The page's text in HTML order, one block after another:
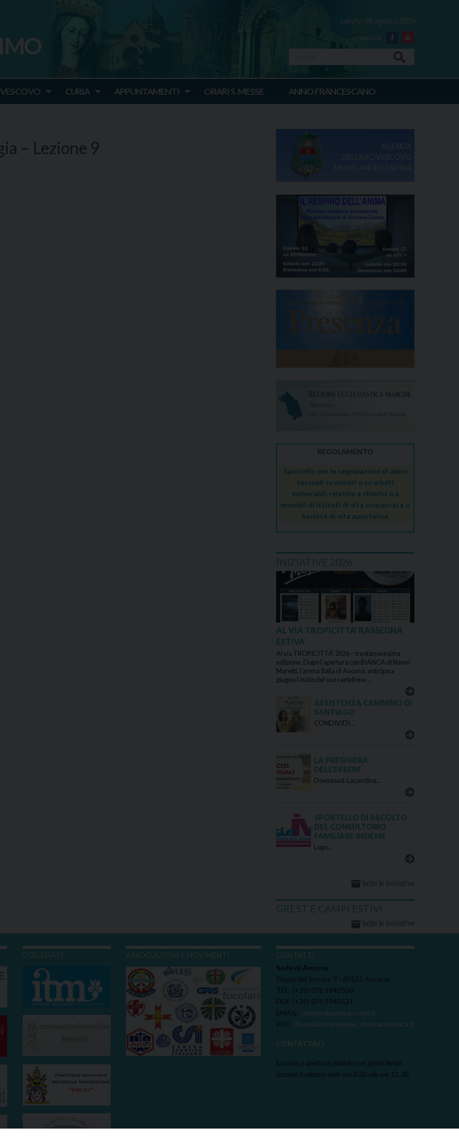
sabato 08 agosto 2026
Facebook
Youtube
CURIA APPUNTAMENTI ORARI S. MESSE ANNO FRANCESCANO
– Lezione 9
AGENDA
DELL'ARCIVESCOVO
REGOLAMENTO
Sportello per le segnalazioni di abusi
sessuali su minori o su adulti
vulnerabili relative a chierici o a
membri di Istituti di vita consacrata o
Società di vita apostolica.
INIZIATIVE 2026
AL VIA TROPICITTA’ RASSEGNA
ESTIVA
Al via TROPICITTA’ 2026 – trentanovesima
edizione. Dopo l’apertura con BIANCA di Nanni
Moretti, l’arena Italia di Ancona, anticipa a
giugno l’inizio del suo cartellone…
ASSISTENZA CAMMINO DI
SANTIAGO
CONDIVIDI…
LA PREGHIERA
DELL’ESSERE
Download: Locandina…
SPORTELLO DI ASCOLTO
DEL CONSULTORIO
FAMILIARE INSIEME
Logo…
tutte le iniziative
GREST E CAMPI ESTIVI
tutte le iniziative
COLLEGATI ASSOCIAZIONI E MOVIMENTI
CONTATTI
Sede di Ancona
Piazza del Senato 7 - 60121 Ancona
TEL: (+39) 071.9943500
FAX: (+39) 071.9943521
EMAIL: curia@diocesi.ancona.it
PEC: diocesi.ancona@pec.chiesacattolica.it
CONTATTACI
La curia è aperta al pubblico nei giorni feriali
(escluso il sabato) dalle ore 8.30 alle ore 12.30.